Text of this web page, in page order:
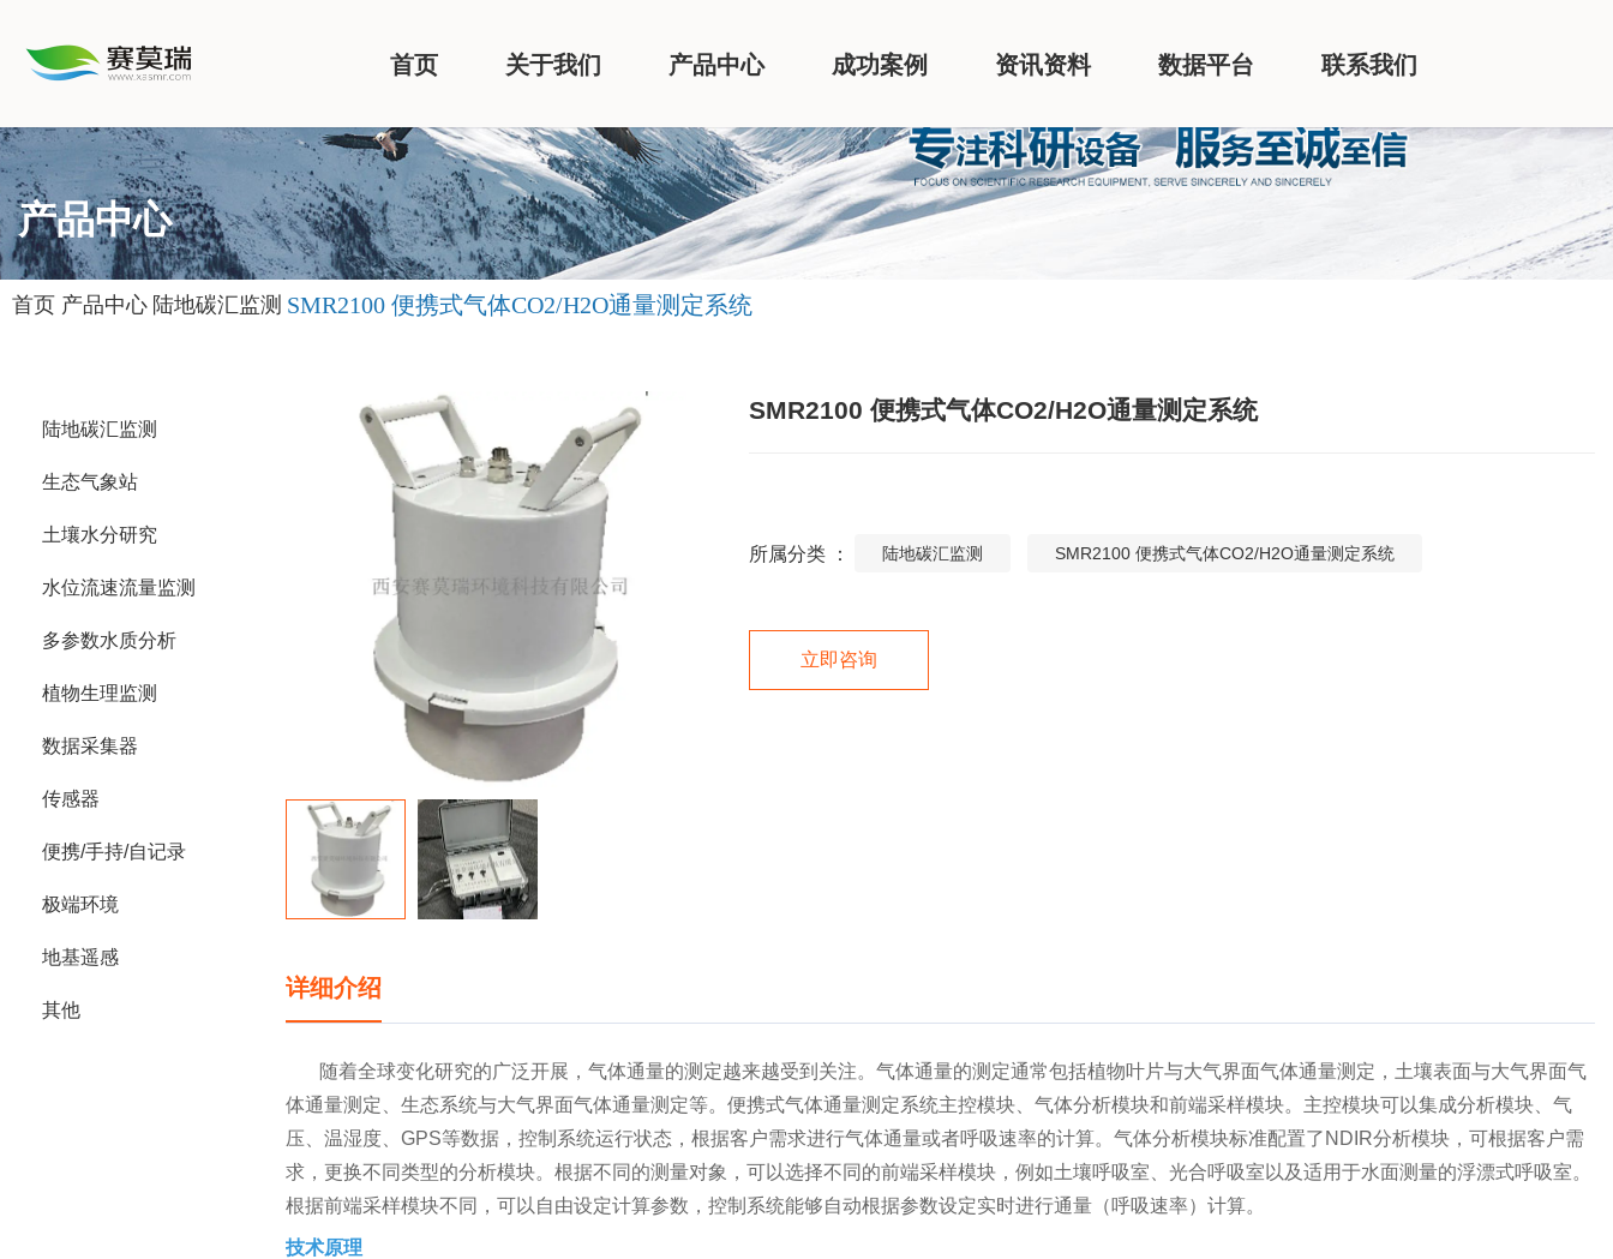
首页 关于我们 产品中心 成功案例 资讯资料 数据平台 联系我们
产品中心
首页 产品中心 陆地碳汇监测 SMR2100 便携式气体CO2/H2O通量测定系统
陆地碳汇监测
生态气象站
土壤水分研究
水位流速流量监测
多参数水质分析
植物生理监测
数据采集器
传感器
便携/手持/自记录
极端环境
地基遥感
其他
SMR2100 便携式气体CO2/H2O通量测定系统
所属分类 ： 陆地碳汇监测 SMR2100 便携式气体CO2/H2O通量测定系统
立即咨询
详细介绍
随着全球变化研究的广泛开展，气体通量的测定越来越受到关注。气体通量的测定通常包括植物叶片与大气界面气体通量测定，土壤表面与大气界面气
体通量测定、生态系统与大气界面气体通量测定等。便携式气体通量测定系统主控模块、气体分析模块和前端采样模块。主控模块可以集成分析模块、气
压、温湿度、GPS等数据，控制系统运行状态，根据客户需求进行气体通量或者呼吸速率的计算。气体分析模块标准配置了NDIR分析模块，可根据客户需
求，更换不同类型的分析模块。根据不同的测量对象，可以选择不同的前端采样模块，例如土壤呼吸室、光合呼吸室以及适用于水面测量的浮漂式呼吸室。
根据前端采样模块不同，可以自由设定计算参数，控制系统能够自动根据参数设定实时进行通量（呼吸速率）计算。
技术原理